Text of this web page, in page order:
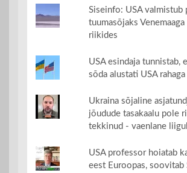
Siseinfo: USA valmistub
tuumasõjaks
riikides
USA esindaja tunnistab,
sõda alustati USA rahaga
Ukraina sõjaline
jõudude tasakaalu pole
tekkinud - vaenlane
USA professor hoiatab
eest Euroopas, soovitab